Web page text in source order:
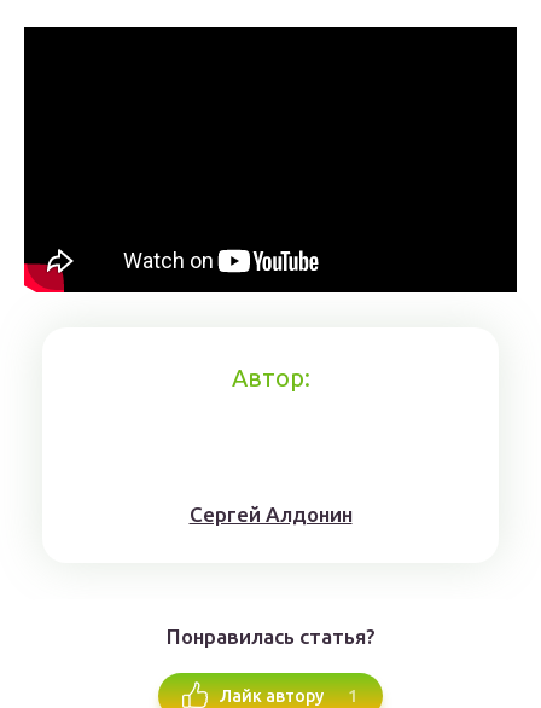
Автор:
Сергей Алдонин
Понравилась статья?
Лайк автору 1